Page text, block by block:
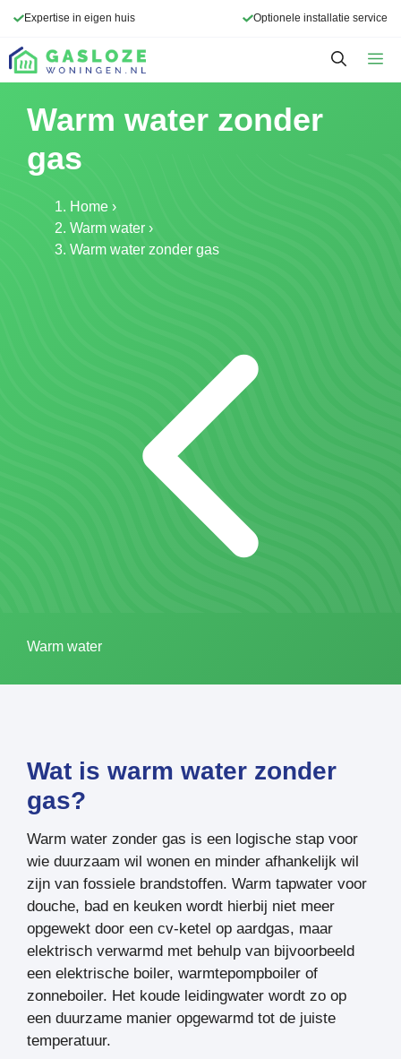
de
inhoud
Expertise in eigen huis Optionele installatie service
Warm water zonder
gas
Home ›
Warm water ›
Warm water zonder gas
Warm water
Wat is warm water zonder
gas?
Warm water zonder gas is een logische stap voor
wie duurzaam wil wonen en minder afhankelijk wil
zijn van fossiele brandstoffen. Warm tapwater voor
douche, bad en keuken wordt hierbij niet meer
opgewekt door een cv-ketel op aardgas, maar
elektrisch verwarmd met behulp van bijvoorbeeld
een elektrische boiler, warmtepompboiler of
zonneboiler. Het koude leidingwater wordt zo op
een duurzame manier opgewarmd tot de juiste
temperatuur.